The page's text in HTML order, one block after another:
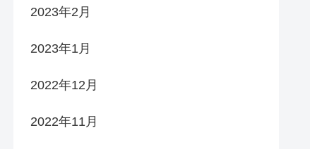
2023年2月
2023年1月
2022年12月
2022年11月